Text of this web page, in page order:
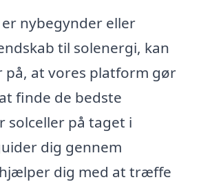
nybegynder eller
til solenergi, kan
på, at vores platform gør
finde de bedste
solceller på taget i
dig gennem
dig med at træffe